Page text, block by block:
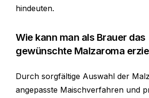
hindeuten.
Wie kann man als Brauer das
gewünschte Malzaroma
Durch sorgfältige Auswahl der
angepasste Maischverfahren und